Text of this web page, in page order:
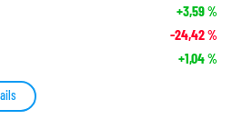
+3,59%
-24,42%
+1,04%